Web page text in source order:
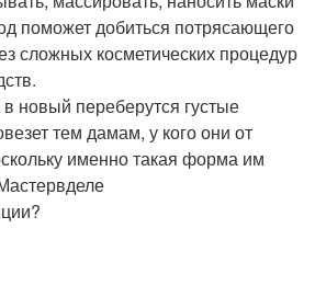
поможет добиться потрясающего
сложных косметических процедур
новый переберутся густые
тем дамам, у кого они от
именно такая форма им